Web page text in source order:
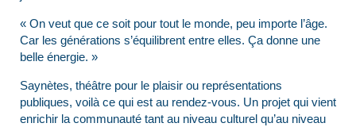
« On veut que ce soit pour tout le monde, peu importe l’âge.
Car les générations s’équilibrent entre elles. Ça donne une
belle énergie. »
Saynètes, théâtre pour le plaisir ou représentations
publiques, voilà ce qui est au rendez-vous. Un projet qui vient
enrichir la communauté tant au niveau culturel qu’au niveau